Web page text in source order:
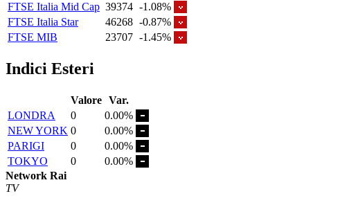
FTSE Italia Mid Cap 39374 -1.08%
FTSE Italia Star
46268 -0.87%
FTSE MIB
23707 -1.45%
Indici Esteri
Valore Var.
LONDRA
0
0.00%
NEW YORK 0
0.00%
PARIGI
0
0.00%
TOKYO
0
0.00%
Network Rai
TV